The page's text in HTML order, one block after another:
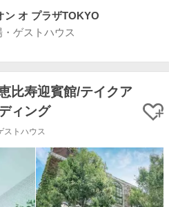
ン オ プラザTOKYO
ゲストハウス
比寿迎賓館/テイクア
ィング
ストハウス